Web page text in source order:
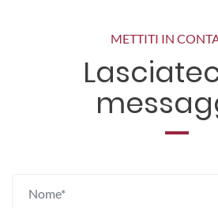
METTITI IN